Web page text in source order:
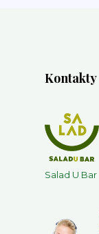
Kontakty
Salad U Bar